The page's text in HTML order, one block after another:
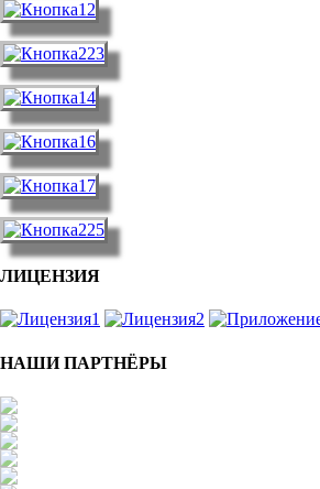
ЛИЦЕНЗИЯ
НАШИ ПАРТНЁРЫ